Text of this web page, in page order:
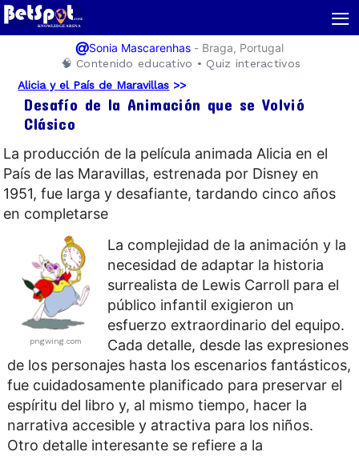
≡
@Sonia Mascarenhas - Braga, Portugal
🧠 Contenido educativo • Quiz interactivos
Alicia y el País de Maravillas >>
Desafío de la Animación que se Volvió
Clásico
La producción de la película animada Alicia en el
País de las Maravillas, estrenada por Disney en
1951, fue larga y desafiante, tardando cinco años
en completarse
pngwing.com
La complejidad de la animación y la
necesidad de adaptar la historia
surrealista de Lewis Carroll para el
público infantil exigieron un
esfuerzo extraordinario del equipo.
Cada detalle, desde las expresiones
de los personajes hasta los escenarios fantásticos,
fue cuidadosamente planificado para preservar el
espíritu del libro y, al mismo tiempo, hacer la
narrativa accesible y atractiva para los niños.
Otro detalle interesante se refiere a la